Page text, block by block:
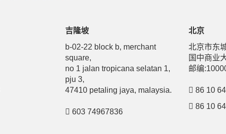
吉隆坡
b-02-22 block b, merchant
square,
no 1 jalan tropicana selatan 1,
pju 3,
47410 petaling jaya, malaysia.
603 74967836
北京
北京市东
国中商业
邮编
86 10
86 10